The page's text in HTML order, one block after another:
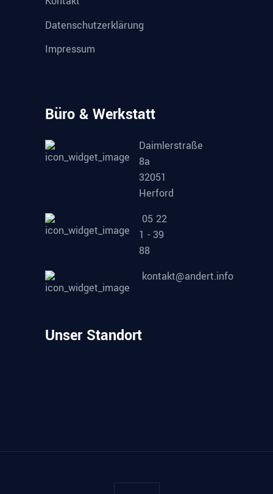
Datenschutzerklärung
Impressum
Büro & Werkstatt
Daimlerstraße
8a
32051
Herford
05 22
1 - 39
88
kontakt@andert.info
Unser Standort